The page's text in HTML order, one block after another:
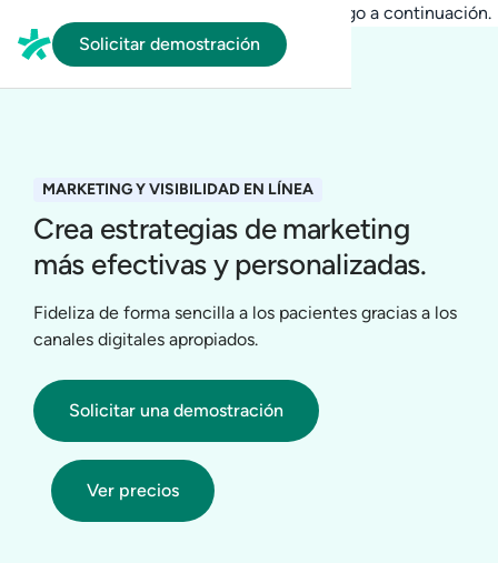
Solicitar demostración
En HubSpot tenemos otro código que te pego a continuación.
MARKETING Y VISIBILIDAD EN LÍNEA
Crea estrategias de marketing
más efectivas y personalizadas.
Fideliza de forma sencilla a los pacientes gracias a los
canales digitales apropiados.
Solicitar una demostración
Ver precios